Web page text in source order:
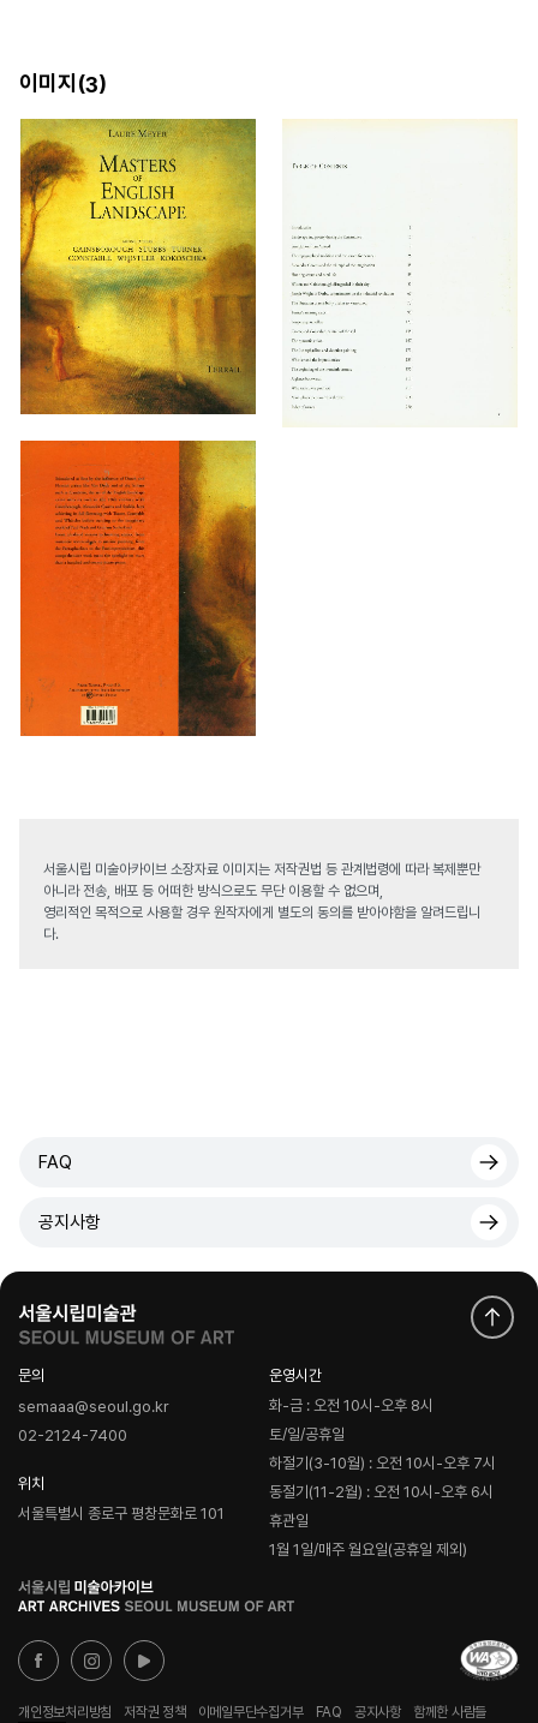
이미지(3)
서울시립 미술아카이브 소장자료 이미지는 저작권법 등 관계법령에 따라 복제뿐만
아니라 전송, 배포 등 어떠한 방식으로도 무단 이용할 수 없으며,
영리적인 목적으로 사용할 경우 원작자에게 별도의 동의를 받아야함을 알려드립니
다.
FAQ
공지사항
문의
semaaa@seoul.go.kr
02-2124-7400
위치
서울특별시 종로구 평창문화로 101
운영시간
화-금 : 오전 10시-오후 8시
토/일/공휴일
하절기(3-10월) : 오전 10시-오후 7시
동절기(11-2월) : 오전 10시-오후 6시
휴관일
1월 1일/매주 월요일(공휴일 제외)
로
고
개인정보처리방침 저작권 정책 이메일무단수집거부 FAQ 공지사항 함께한 사람들